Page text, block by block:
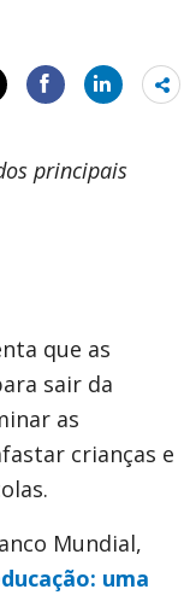
principais
que as
sair da
as
crianças e
Mundial,
uma